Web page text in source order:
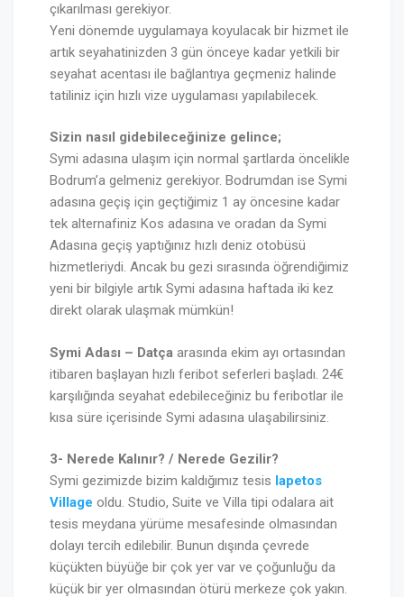
çıkarılması gerekiyor.
Yeni dönemde uygulamaya koyulacak bir hizmet ile
artık seyahatinizden 3 gün önceye kadar yetkili bir
seyahat acentası ile bağlantıya geçmeniz halinde
tatiliniz için hızlı vize uygulaması yapılabilecek.
Sizin nasıl gidebileceğinize gelince;
Symi adasına ulaşım için normal şartlarda öncelikle
Bodrum’a gelmeniz gerekiyor. Bodrumdan ise Symi
adasına geçiş için geçtiğimiz 1 ay öncesine kadar
tek alternafiniz Kos adasına ve oradan da Symi
Adasına geçiş yaptığınız hızlı deniz otobüsü
hizmetleriydi. Ancak bu gezi sırasında öğrendiğimiz
yeni bir bilgiyle artık Symi adasına haftada iki kez
direkt olarak ulaşmak mümkün!
Symi Adası – Datça arasında ekim ayı ortasından
itibaren başlayan hızlı feribot seferleri başladı. 24€
karşılığında seyahat edebileceğiniz bu feribotlar ile
kısa süre içerisinde Symi adasına ulaşabilirsiniz.
3- Nerede Kalınır? / Nerede Gezilir?
Symi gezimizde bizim kaldığımız tesis Iapetos
Village oldu. Studio, Suite ve Villa tipi odalara ait
tesis meydana yürüme mesafesinde olmasından
dolayı tercih edilebilir. Bunun dışında çevrede
küçükten büyüğe bir çok yer var ve çoğunluğu da
küçük bir yer olmasından ötürü merkeze çok yakın.